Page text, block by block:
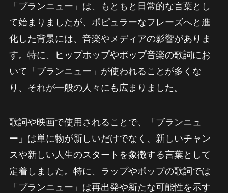
「ブランニュー」は、もともと日常的な言葉とし
て始まりましたが、ポピュラーなフレーズへと進
化した背景には、音楽やメディアの影響がありま
す。特に、ヒップホップやポップ音楽の歌詞にお
いて「ブランニュー」が使われることが多くな
り、それが一般の人々にも広まりました。
歌詞や映画で使用されることで、「ブランニュ
ー」は単に物が新しいだけでなく、新しいチャン
スや新しい人生のスタートを象徴する言葉として
定着しました。特に、ラップやポップの歌詞では
「ブランニュー」は再出発や新たな可能性を示す